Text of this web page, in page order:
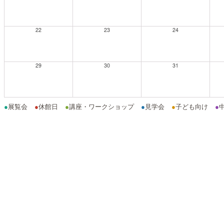
22 23 24
29 30 31
●展覧会 ●休館日 ●講座・ワークショップ ● 見学会 ●子ども向け ●